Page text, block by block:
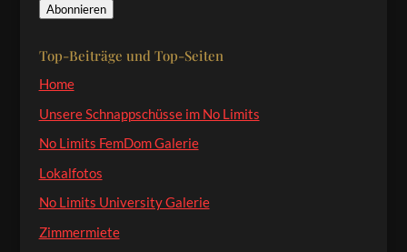
Adresse
Abonnieren
Top-Beiträge und Top-Seiten
Home
Unsere Schnappschüsse im No Limits
No Limits FemDom Galerie
Lokalfotos
No Limits University Galerie
Zimmermiete